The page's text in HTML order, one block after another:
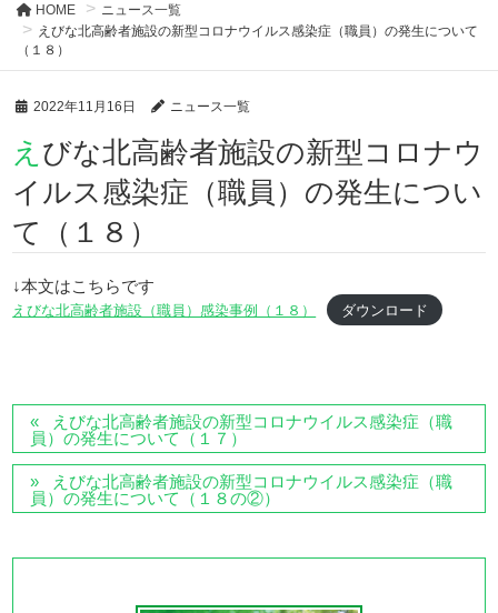
HOME
ニュース一覧
えびな北高齢者施設の新型コロナウイルス感染症（職員）の発生について
（１８）
2022年11月16日 ニュース一覧
えびな北高齢者施設の新型コロナウ
イルス感染症（職員）の発生につい
て（１８）
↓本文はこちらです
えびな北高齢者施設（職員）感染事例（１８） ダウンロード
えびな北高齢者施設の新型コロナウイルス感染症（職
員）の発生について（１７）
えびな北高齢者施設の新型コロナウイルス感染症（職
員）の発生について（１８の②）